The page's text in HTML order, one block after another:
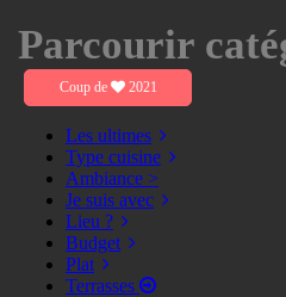
Parcourir
Coup de 2021
Les ultimes
Type cuisine
Ambiance >
Je suis avec
Lieu ?
Budget
Plat
Terrasses